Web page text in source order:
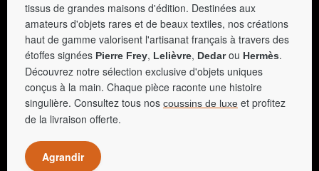
tissus de grandes maisons d'édition. Destinées aux
amateurs d'objets rares et de beaux textiles, nos créations
haut de gamme valorisent l'artisanat français à travers des
étoffes signées Pierre Frey, Lelièvre, Dedarou Hermès.
Découvrez notre sélection exclusive d'objets uniques
conçus à la main. Chaque pièce raconte une histoire
singulière. Consultez tous nos coussins de luxe et profitez
de la livraison offerte.
Agrandir